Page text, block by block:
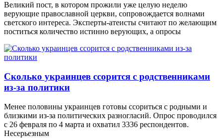
Великий пост, в котором прожили уже целую неделю
верующие православной церкви, сопровождается волнами
светского интереса. Эксперты-атеисты считают по желающим
поститься количество истинно верующих, а опросы
Сколько украинцев ссорится с родственниками
из-за политики
Менее половины украинцев готовы ссориться с родными и
близкими из-за политических разногласий. Опрос проводился
с 26 февраля по 4 марта и охватил 3336 респондентов.
Несерьезным